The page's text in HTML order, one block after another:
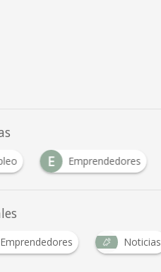
E Emprendedores
Emprendedores Noticias